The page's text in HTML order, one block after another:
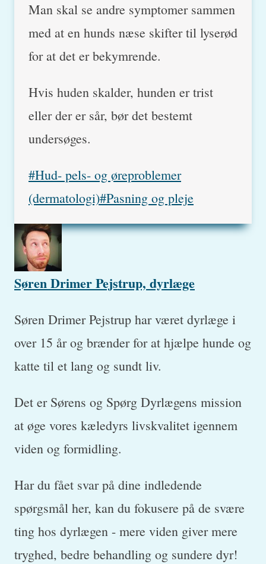
Man skal se andre symptomer sammen
med at en hunds næse skifter til lyserød
for at det er bekymrende.
Hvis huden skalder, hunden er trist
eller der er sår, bør det bestemt
undersøges.
Post
Tags:
#Hud- pels- og øreproblemer
(dermatologi)#Pasning og pleje
Søren Drimer Pejstrup, dyrlæge
Søren Drimer Pejstrup har været dyrlæge i
over 15 år og brænder for at hjælpe hunde og
katte til et lang og sundt liv.
Det er Sørens og Spørg Dyrlægens mission
at øge vores kæledyrs livskvalitet igennem
viden og formidling.
Har du fået svar på dine indledende
spørgsmål her, kan du fokusere på de svære
ting hos dyrlægen - mere viden giver mere
tryghed, bedre behandling og sundere dyr!